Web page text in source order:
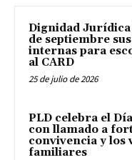
Dignidad
de septiembre
internas para
al CARD
25 de julio de 2026
PLD celebra el
con llamado a
convivencia y los
familiares